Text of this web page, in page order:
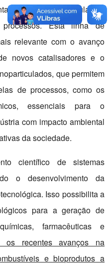
modelagem, simulação,
Esta linha de
relevante com o avanço
novos catalisadores e o
que permitem
de processos, como os
essenciais para o
com impacto ambiental
da sociedade.
científico de sistemas
o desenvolvimento da
Isso possibilita a
para a geração de
farmacêuticas e
os recentes avanços na
e bioprodutos a